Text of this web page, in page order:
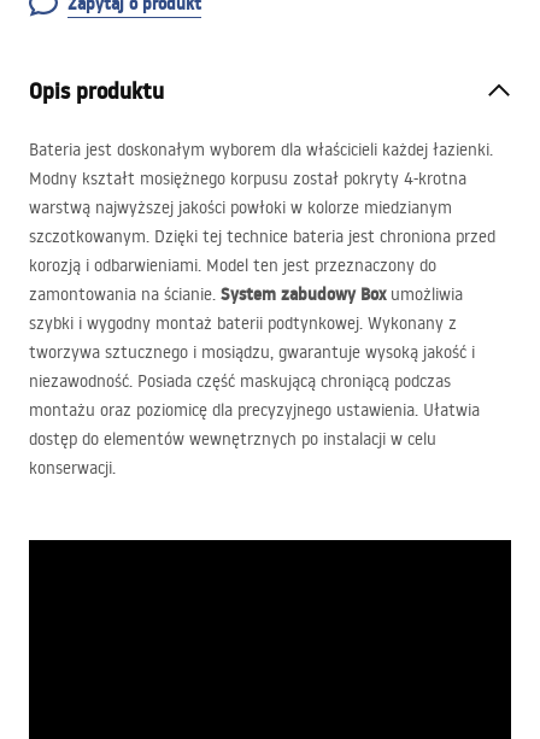
Opis produktu
Bateria jest doskonałym wyborem dla właścicieli każdej łazienki.
Modny kształt mosiężnego korpusu został pokryty 4-krotna
warstwą najwyższej jakości powłoki w kolorze miedzianym
szczotkowanym. Dzięki tej technice bateria jest chroniona przed
korozją i odbarwieniami. Model ten jest przeznaczony do
zamontowania na ścianie. System zabudowy Boxumożliwia
szybki i wygodny montaż baterii podtynkowej. Wykonany z
tworzywa sztucznego i mosiądzu, gwarantuje wysoką jakość i
niezawodność. Posiada część maskującą chroniącą podczas
montażu oraz poziomicę dla precyzyjnego ustawienia. Ułatwia
dostęp do elementów wewnętrznych po instalacji w celu
konserwacji.